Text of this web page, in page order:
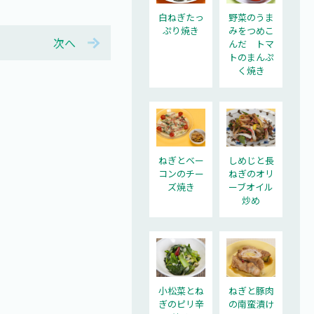
次へ
白ねぎたっ
ぷり焼き
野菜のうま
みをつめこ
んだ トマ
トのまんぷ
く焼き
ねぎとベー
コンのチー
ズ焼き
しめじと長
ねぎのオリ
ーブオイル
炒め
小松菜とね
ぎのピリ辛
ねぎと豚肉
の南蛮漬け